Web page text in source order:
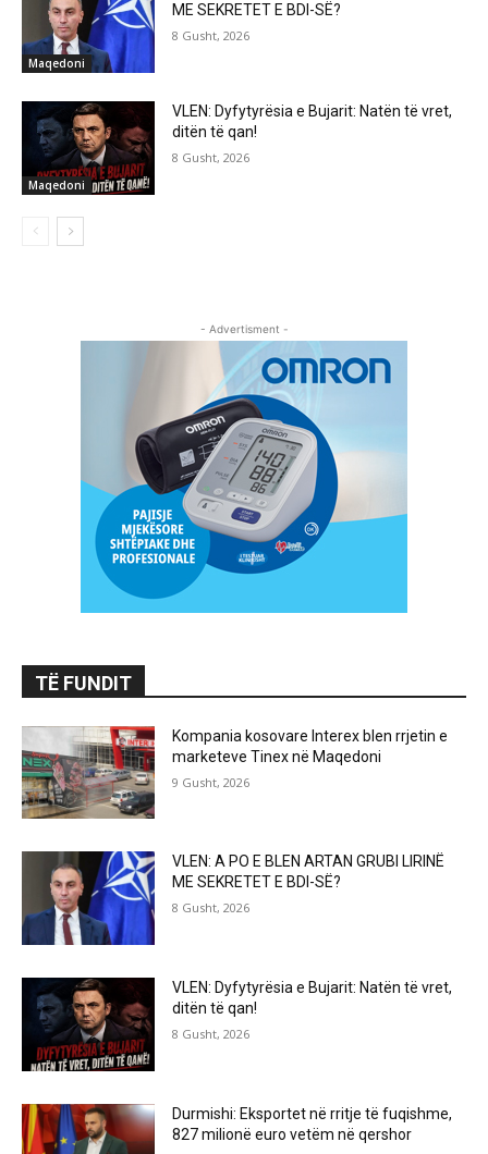
Maqedoni
ME SEKRETET E BDI-SË?
8 Gusht, 2026
Maqedoni
VLEN: Dyfytyrësia e Bujarit: Natën të vret,
ditën të qan!
8 Gusht, 2026
- Advertisment -
TË FUNDIT
Kompania kosovare Interex blen rrjetin e
marketeve Tinex në Maqedoni
9 Gusht, 2026
VLEN: A PO E BLEN ARTAN GRUBI LIRINË
ME SEKRETET E BDI-SË?
8 Gusht, 2026
VLEN: Dyfytyrësia e Bujarit: Natën të vret,
ditën të qan!
8 Gusht, 2026
Durmishi: Eksportet në rritje të fuqishme,
827 milionë euro vetëm në qershor